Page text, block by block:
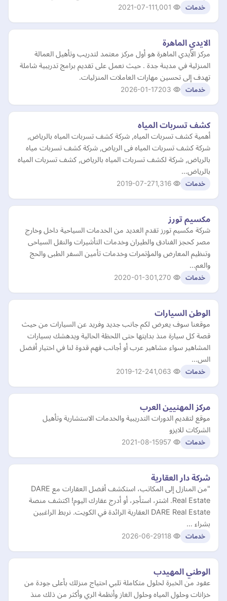
خدمات 2021-07-11
الايدي الماهرة
مركز الأيدي الماهرة هو أول مركز معتمد لتدريب وتأهيل العمالة
المنزلية في مدينة جدة . حيث نعمل على تقديم برامج تدريبية شاملة
تهدف إلى تحسين مهارات العاملات المنزليات.
خدمات 2026-01-17
كشف تسربات المياه
أهمية كشف تسربات المياه, شركة كشف تسربات المياه بالرياض,
شركة كشف تسربات المياه فى الرياض, شركة كشف تسربات مياه
بالرياض, شركة لكشف تسربات المياه بالرياض, كشف تسربات المياه
بالرياض…
خدمات 2019-07-27
مكسيم تورز
شركة مكسيم تورز تقدم العديد من الخدمات السياحية داخل وخارج
مصر كحجز الفنادق والطيران وخدمات التأشيرات والنقل السياحى
وتنظيم المعارض والمؤتمرات وخدمات تأمين السفر الطبى والحج
والعم…
خدمات 2020-01-30
الوطن السيارات
موقعنا سوف يعرض لكم جانب جديد وفريد عن السيارات من حيث
قصة كل سيارة منذ بدايتها حتى اللحظة الحالية ويدهشك بسيارات
المشاهير سواء مشاهير عرب أو أجانب فهم قدوة لنا في اختيار أفضل
الس…
خدمات 2019-12-24
مركز المهنيين العرب
موقع لتقديم الدورات التدريبية والخدمات الاستشارية وتأهيل
الشركات للايزو
خدمات 2021-08-15
شركة دار العقارية
"من المنازل إلى المكاتب، استكشف أفضل العقارات مع DARE
Real Estate. اشترِ، استأجر، أو أدرج عقارك اليوم! اكتشف منصة
DARE Real Estate العقارية الرائدة في الكويت. نربط الراغبين
بشراء …
خدمات 2026-06-29
الوطني المهيدب
عقود من الخبرة لحلول متكاملة تلبي احتياج منزلك بأعلى جودة من
خزانات وحلول المياه وحلول الغاز وأنظمة الري وأكثر من ذلك منذ